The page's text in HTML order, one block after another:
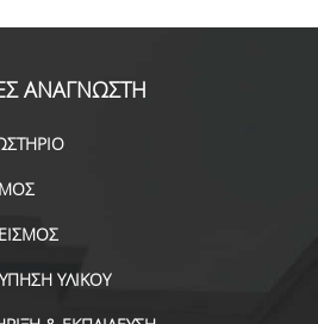
ΑΝΑΓΝΩΣΤΗ
ΥΛΙΚΟΥ